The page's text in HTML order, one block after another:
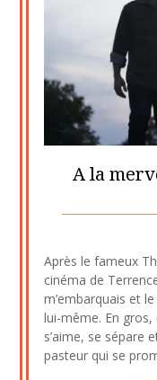
A la
Après le fameux
cinéma de
m’embarquais et
lui-même. En gros,
s’aime, se sépare
pasteur qui se